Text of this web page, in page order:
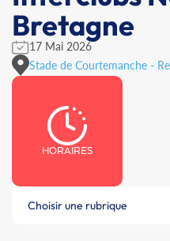
Bretagne
17 Mai 2026
Stade de Courtemanche -
HORAIRES
Choisir une rubrique